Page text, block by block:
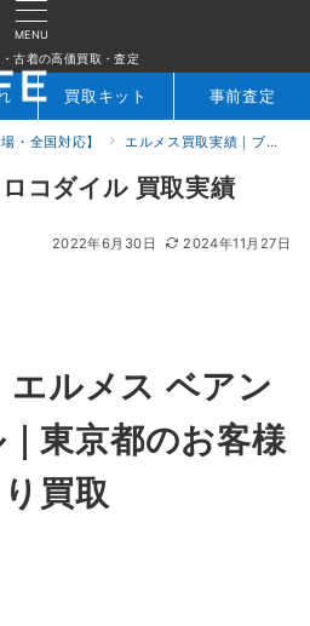
MENU
古着の高価買取・査定
買取キット 事前査定
・全国対応】 エルメス買取実績｜ブランド専門店LIFE
コダイル 買取実績
2022年6月30日 2024年11月27日
エルメス ベアン
東京都のお客様
買取